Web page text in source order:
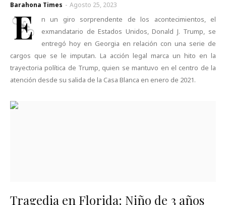
Barahona Times - Agosto 25, 2023
E
n un giro sorprendente de los acontecimientos, el
exmandatario de Estados Unidos, Donald J. Trump, se
entregó hoy en Georgia en relación con una serie de
cargos que se le imputan. La acción legal marca un hito en la
trayectoria política de Trump, quien se mantuvo en el centro de la
atención desde su salida de la Casa Blanca en enero de 2021.
Tragedia en Florida: Niño de 3 años